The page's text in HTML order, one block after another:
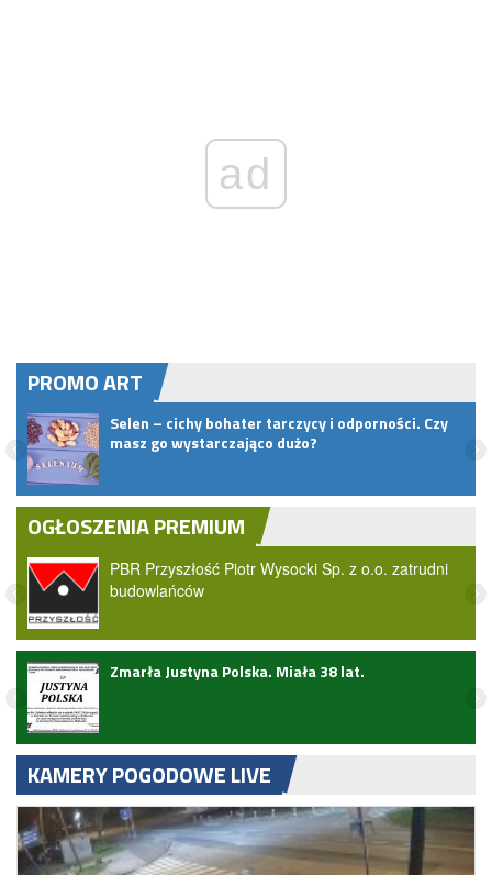
ad
PROMO ART
Selen – cichy bohater tarczycy i odporności. Czy
masz go wystarczająco dużo?
OGŁOSZENIA PREMIUM
PBR Przyszłość Piotr Wysocki Sp. z o.o. zatrudni
budowlańców
Zmarła Justyna Polska. Miała 38 lat.
KAMERY POGODOWE LIVE